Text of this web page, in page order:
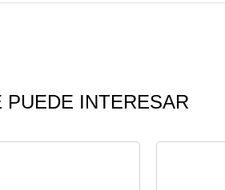
PUEDE INTERESAR